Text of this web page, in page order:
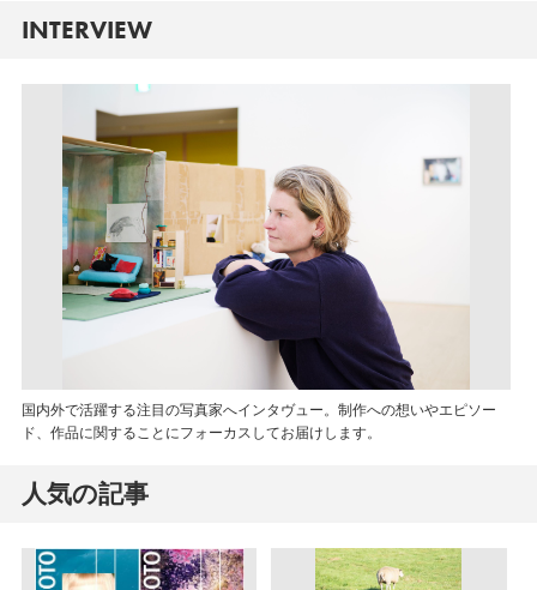
INTERVIEW
国内外で活躍する注目の写真家へインタヴュー。制作への想いやエピソー
ド、作品に関することにフォーカスしてお届けします。
人気の記事